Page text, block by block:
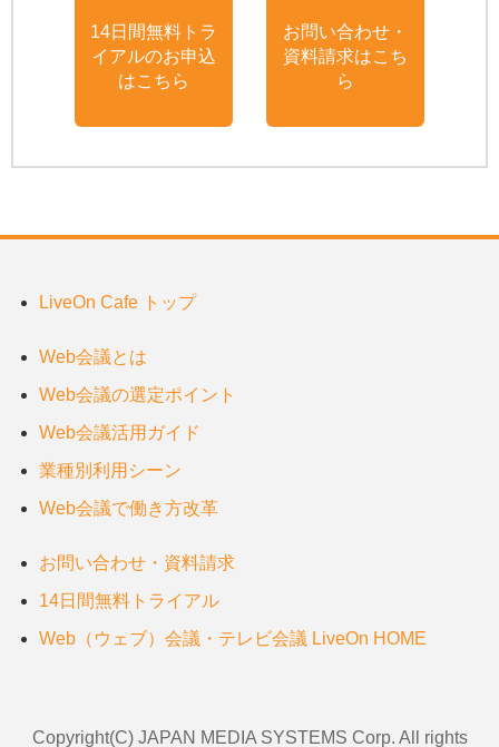
14日間無料トラ
イアルのお申込
はこちら
お問い合わせ・
資料請求はこち
ら
LiveOn Cafe トップ
Web会議とは
Web会議の選定ポイント
Web会議活用ガイド
業種別利用シーン
Web会議で働き方改革
お問い合わせ・資料請求
14日間無料トライアル
Web（ウェブ）会議・テレビ会議 LiveOn HOME
Copyright(C) JAPAN MEDIA SYSTEMS Corp. All rights